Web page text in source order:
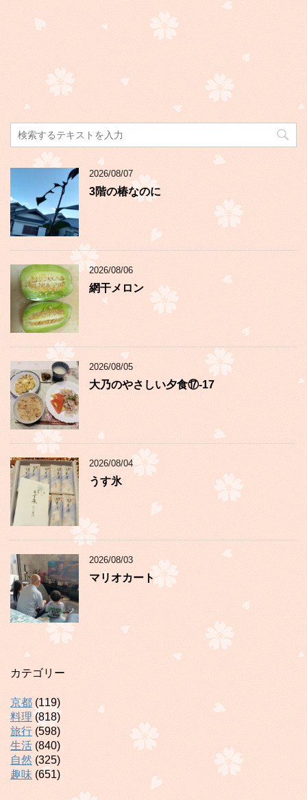
2026/08/07
3階の椿なのに
2026/08/06
網干メロン
2026/08/05
大乃のやさしい夕食⑰-17
2026/08/04
うす氷
2026/08/03
マリオカート
カテゴリー
京都 (119)
料理(818)
旅行 (598)
生活 (840)
自然 (325)
趣味 (651)